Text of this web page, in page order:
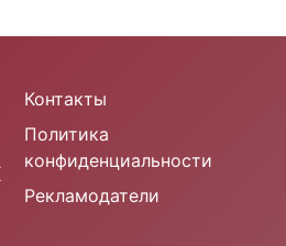
Контакты
Политика
конфиденциальности
Рекламодатели